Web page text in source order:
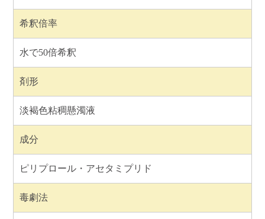
希釈倍率
水で50倍希釈
剤形
淡褐色粘稠懸濁液
成分
ピリプロール・アセタミプリド
毒劇法